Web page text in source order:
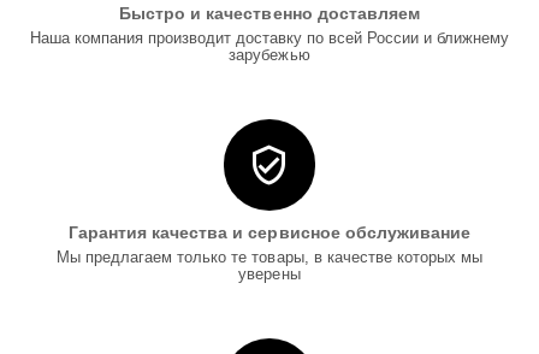
Быстро и качественно доставляем
Наша компания производит доставку по всей России и ближнему
зарубежью
Гарантия качества и сервисное обслуживание
Мы предлагаем только те товары, в качестве которых мы
уверены